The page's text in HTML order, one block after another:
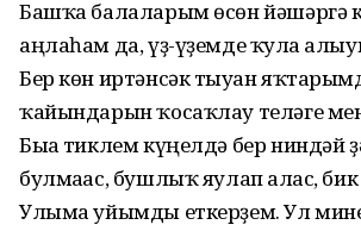
Башҡа балаларым өсөн йәшәргә
аңлаһам да, үҙ-үҙемде ҡулға
Бер көн иртәнсәк тыуған
ҡайындарын ҡосаҡлау теләге
Быға тиклем күңелдә бер ниндәй
булмағас, бушлыҡ яулап алғас,
Улыма уйымды еткерҙем. Ул мине